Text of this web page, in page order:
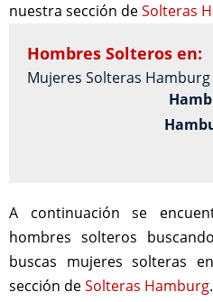
nuestra sección deSolteras
Hombres Solteros en:
Mujeres Solteras Hamburg
A continuación se
hombres solteros
buscas mujeres solteras
sección deSolteras Hamburg.